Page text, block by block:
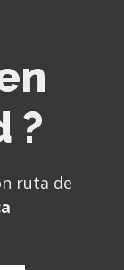
?
ruta de